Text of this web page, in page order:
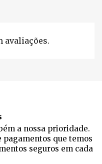
avaliações.
a nossa prioridade.
que temos
seguros em cada